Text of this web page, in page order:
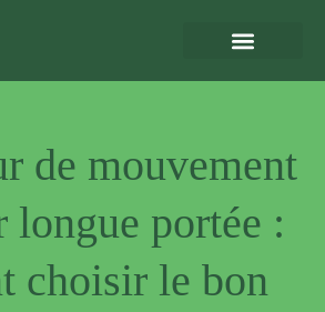
de mouvement
longue portée :
choisir le bon